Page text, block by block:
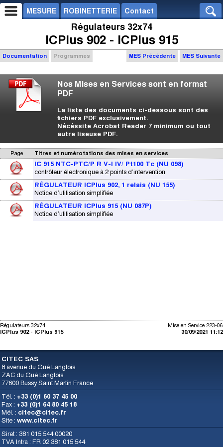
MESURE ROBINETTERIE Contact
Régulateurs 32x74
ICPlus 902 - ICPlus 915
MES Précédente MES Suivante
Documentation Programmes
Nos Mises en Services sont en format
PDF
La liste des documents ci-dessous sont des
fichiers PDF exclusivement.
Nécéssite Acrobat Reader 7 minimum ou tout
autre liseuse PDF.
Page Titres et numérotations des mises en services
IC 915 NTC-PTC/P R V-I IV/ Pt100 Tc (NU 098)
contrôleur électronique à 2 points d’intervention
RÉGULATEUR ICPlus 902, 1 relais (NU 155)
Notice d’utilisation simplifiée
RÉGULATEUR ICPlus 915 (NU 087P)
Notice d’utilisation simplifiée
Mise en Service 223-06
30/09/2021 11:12
Régulateurs 32x74
ICPlus 902 - ICPlus 915
CITEC SAS
8 avenue du Gué Langlois
ZAC du Gué Langlois
77600 Bussy Saint Martin France
Tél. : +33 (0)1 60 37 45 00
Fax : +33 (0)1 64 80 45 18
Mél. : citec@citec.fr
Site : www.citec.fr
Siret : 381 015 544 00020
TVA Intra : FR 02 381 015 544